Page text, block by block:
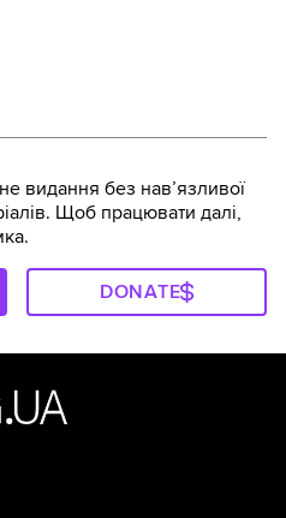
видання без навʼязливої
Щоб працювати далі,
DONATE